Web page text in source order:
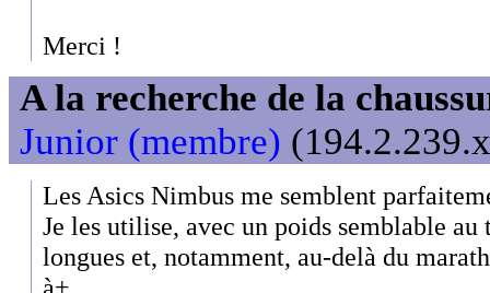
Merci !
A la recherche de la
Junior (membre)
Les Asics Nimbus me semblent
Je les utilise, avec un poids semblable au
longues et, notamment, au-delà du
à+